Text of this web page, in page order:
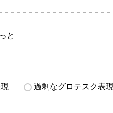
と
過剰なグロテスク表現